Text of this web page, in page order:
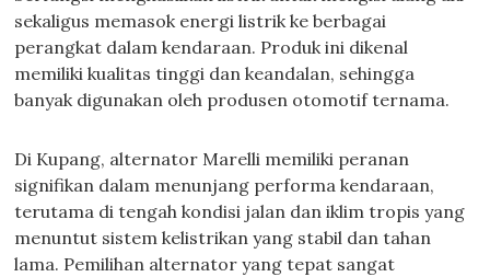
sekaligus memasok energi listrik ke berbagai
perangkat dalam kendaraan. Produk ini dikenal
memiliki kualitas tinggi dan keandalan, sehingga
banyak digunakan oleh produsen otomotif ternama.
Di Kupang, alternator Marelli memiliki peranan
signifikan dalam menunjang performa kendaraan,
terutama di tengah kondisi jalan dan iklim tropis yang
menuntut sistem kelistrikan yang stabil dan tahan
lama. Pemilihan alternator yang tepat sangat